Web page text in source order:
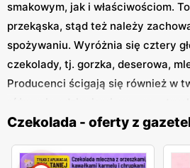
smakowym, jak i właściwościom.
przekąska, stąd też należy
spożywaniu. Wyróżnia się cztery
czekolady, tj. gorzka, deserowa,
Producenci ścigają się również w
jogurtowym, lub dodatkami: z
większych sklepach spożywczych.
Czekolada - oferty z